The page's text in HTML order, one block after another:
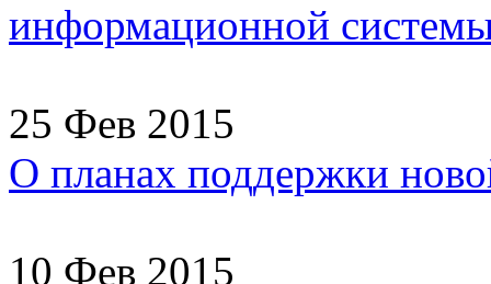
информационной
25 Фев 2015
О планах поддержки
10 Фев 2015